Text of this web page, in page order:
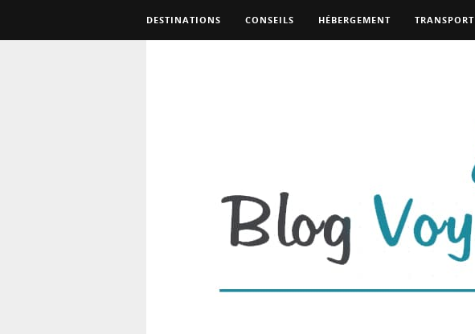
DESTINATIONS CONSEILS HÉBERGEMENT TRANSPORT